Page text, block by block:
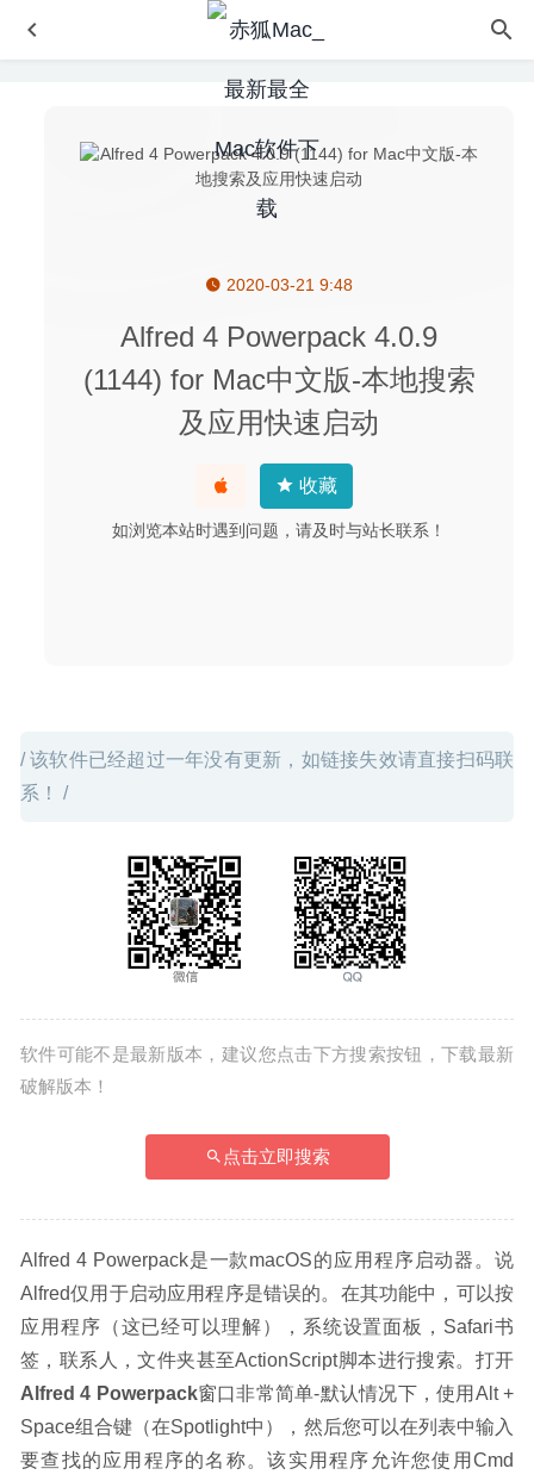
2020-03-21 9:48
Alfred 4 Powerpack 4.0.9
(1144) for Mac中文版-本地搜索
及应用快速启动
收藏
如浏览本站时遇到问题，请及时与站长联系！
/ 该软件已经超过一年没有更新，如链接失效请直接扫码联
系！ /
软件可能不是最新版本，建议您点击下方搜索按钮，下载最新
破解版本！
点击立即搜索
Alfred 4 Powerpack是一款macOS的应用程序启动器。说
Alfred仅用于启动应用程序是错误的。在其功能中，可以按
应用程序（这已经可以理解），系统设置面板，Safari书
签，联系人，文件夹甚至ActionScript脚本进行搜索。打开
Alfred 4 Powerpack窗口非常简单-默认情况下，使用Alt +
Space组合键（在Spotlight中），然后您可以在列表中输入
要查找的应用程序的名称。该实用程序允许您使用Cmd
Folx Pro 5.34 中文版-MacOS平台必备的下载工具
Boxy SVG 3.38.0 – 专业的SVG图像矢量编辑器
Disk Analyzer Pro 4.3 – 专业的磁盘分析工具 2022-10-15
微信小助手 2.6.6 中文版-微信登录免认证消息防撤回及微信
Visual Studio Code 1.48.0 中文版-微软轻量开源全能代码
2020-08-16